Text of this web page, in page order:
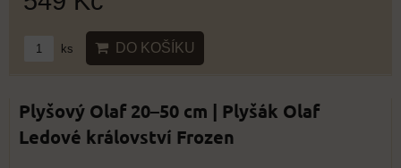
ks DO KOŠÍKU
Plyšový Olaf 20–50 cm | Plyšák Olaf
Ledové království Frozen